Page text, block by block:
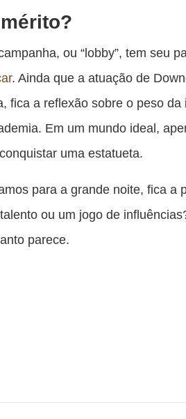
ou “lobby”, tem seu
. Ainda que a atuação de
fica a reflexão sobre o peso da
Em um mundo ideal,
uma estatueta.
para a grande noite, fica a
ou um jogo de
parece.